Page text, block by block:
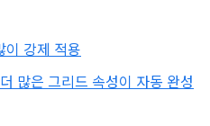
이 강제 적용
많은 그리드 속성이 자동 완성